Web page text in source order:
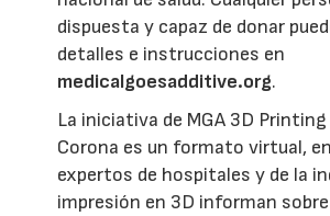
dispuesta y capaz de donar
detalles e instrucciones en
medicalgoesadditive.org.
La iniciativa de MGA 3D
Corona es un formato virtual,
expertos de hospitales y de la
impresión en 3D informan